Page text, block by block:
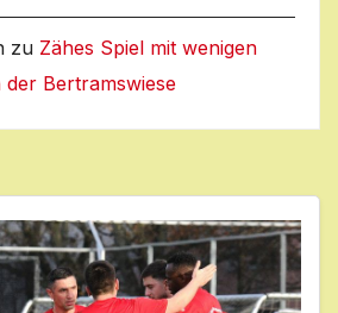
zu Zähes Spiel mit wenigen
Bertramswiese